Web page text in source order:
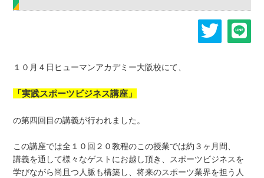
１０月４日ヒューマンアカデミー大阪校にて、
「実践スポーツビジネス講座」
の第四回目の講義が行われました。
この講座では全１０回２０教程のこの授業では約３ヶ月間、
講義を通して様々なゲストにお越し頂き、スポーツビジネスを
学びながら尚且つ人脈も構築し、将来のスポーツ業界を担う人